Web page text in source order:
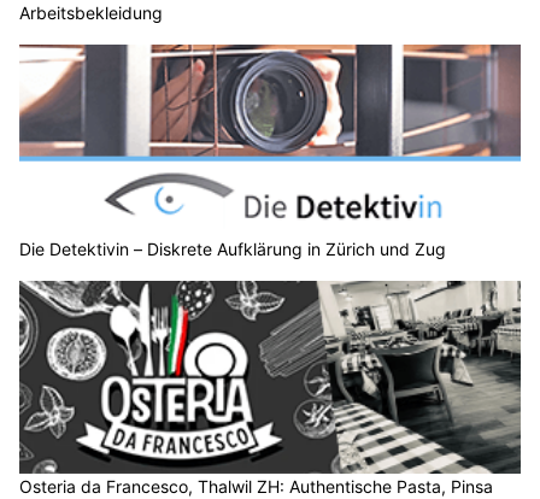
Arbeitsbekleidung
Die Detektivin – Diskrete Aufklärung in Zürich und Zug
Osteria da Francesco, Thalwil ZH: Authentische Pasta, Pinsa